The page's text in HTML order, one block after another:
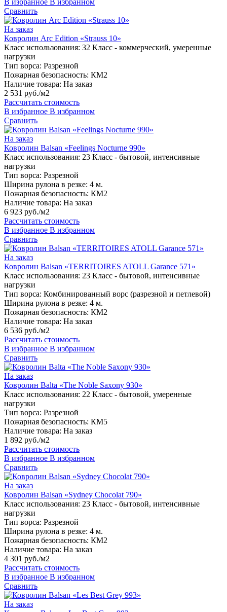
В избранное В избранном
Сравнить
На заказ
Ковролин Arc Edition «Strauss 10»
Класс использования: 32 Класс - коммерческий, умеренные
нагрузки
Тип ворса: Разрезной
Пожарная безопасность: КМ2
Наличие товара: На заказ
2 531 руб./м2
Рассчитать стоимость
В избранное В избранном
Сравнить
На заказ
Ковролин Balsan «Feelings Nocturne 990»
Класс использования: 23 Класс - бытовой, интенсивные
нагрузки
Тип ворса: Разрезной
Ширина рулона в резке: 4 м.
Пожарная безопасность: КМ2
Наличие товара: На заказ
6 923 руб./м2
Рассчитать стоимость
В избранное В избранном
Сравнить
На заказ
Ковролин Balsan «TERRITOIRES ATOLL Garance 571»
Класс использования: 23 Класс - бытовой, интенсивные
нагрузки
Тип ворса: Комбинированный ворс (разрезной и петлевой)
Ширина рулона в резке: 4 м.
Пожарная безопасность: КМ2
Наличие товара: На заказ
6 536 руб./м2
Рассчитать стоимость
В избранное В избранном
Сравнить
На заказ
Ковролин Balta «The Noble Saxony 930»
Класс использования: 22 Класс - бытовой, умеренные
нагрузки
Тип ворса: Разрезной
Пожарная безопасность: КМ5
Наличие товара: На заказ
1 892 руб./м2
Рассчитать стоимость
В избранное В избранном
Сравнить
На заказ
Ковролин Balsan «Sydney Chocolat 790»
Класс использования: 23 Класс - бытовой, интенсивные
нагрузки
Тип ворса: Разрезной
Ширина рулона в резке: 4 м.
Пожарная безопасность: КМ2
Наличие товара: На заказ
4 301 руб./м2
Рассчитать стоимость
В избранное В избранном
Сравнить
На заказ